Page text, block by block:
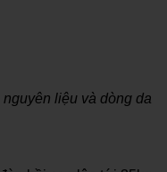
liệu và dòng da